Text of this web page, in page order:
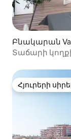
Բնակարան
Տաճարի
Հյուրերի
Հյուրերի